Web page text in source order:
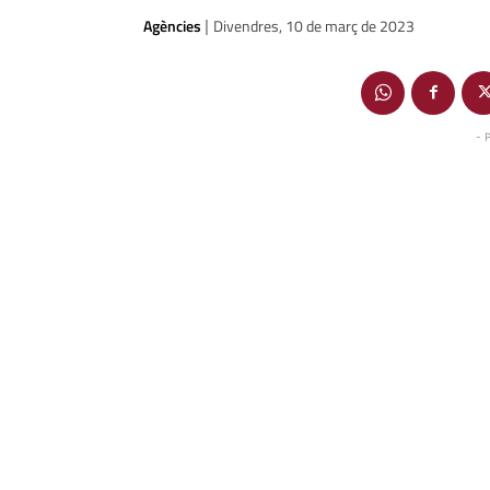
Agències | Divendres, 10 de març de 2023
-